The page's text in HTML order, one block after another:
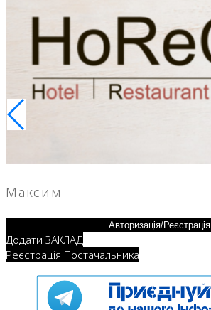
Максим
Авторизація/Реєстрація
Додати ЗАКЛАД
Реєстрація Постачальника